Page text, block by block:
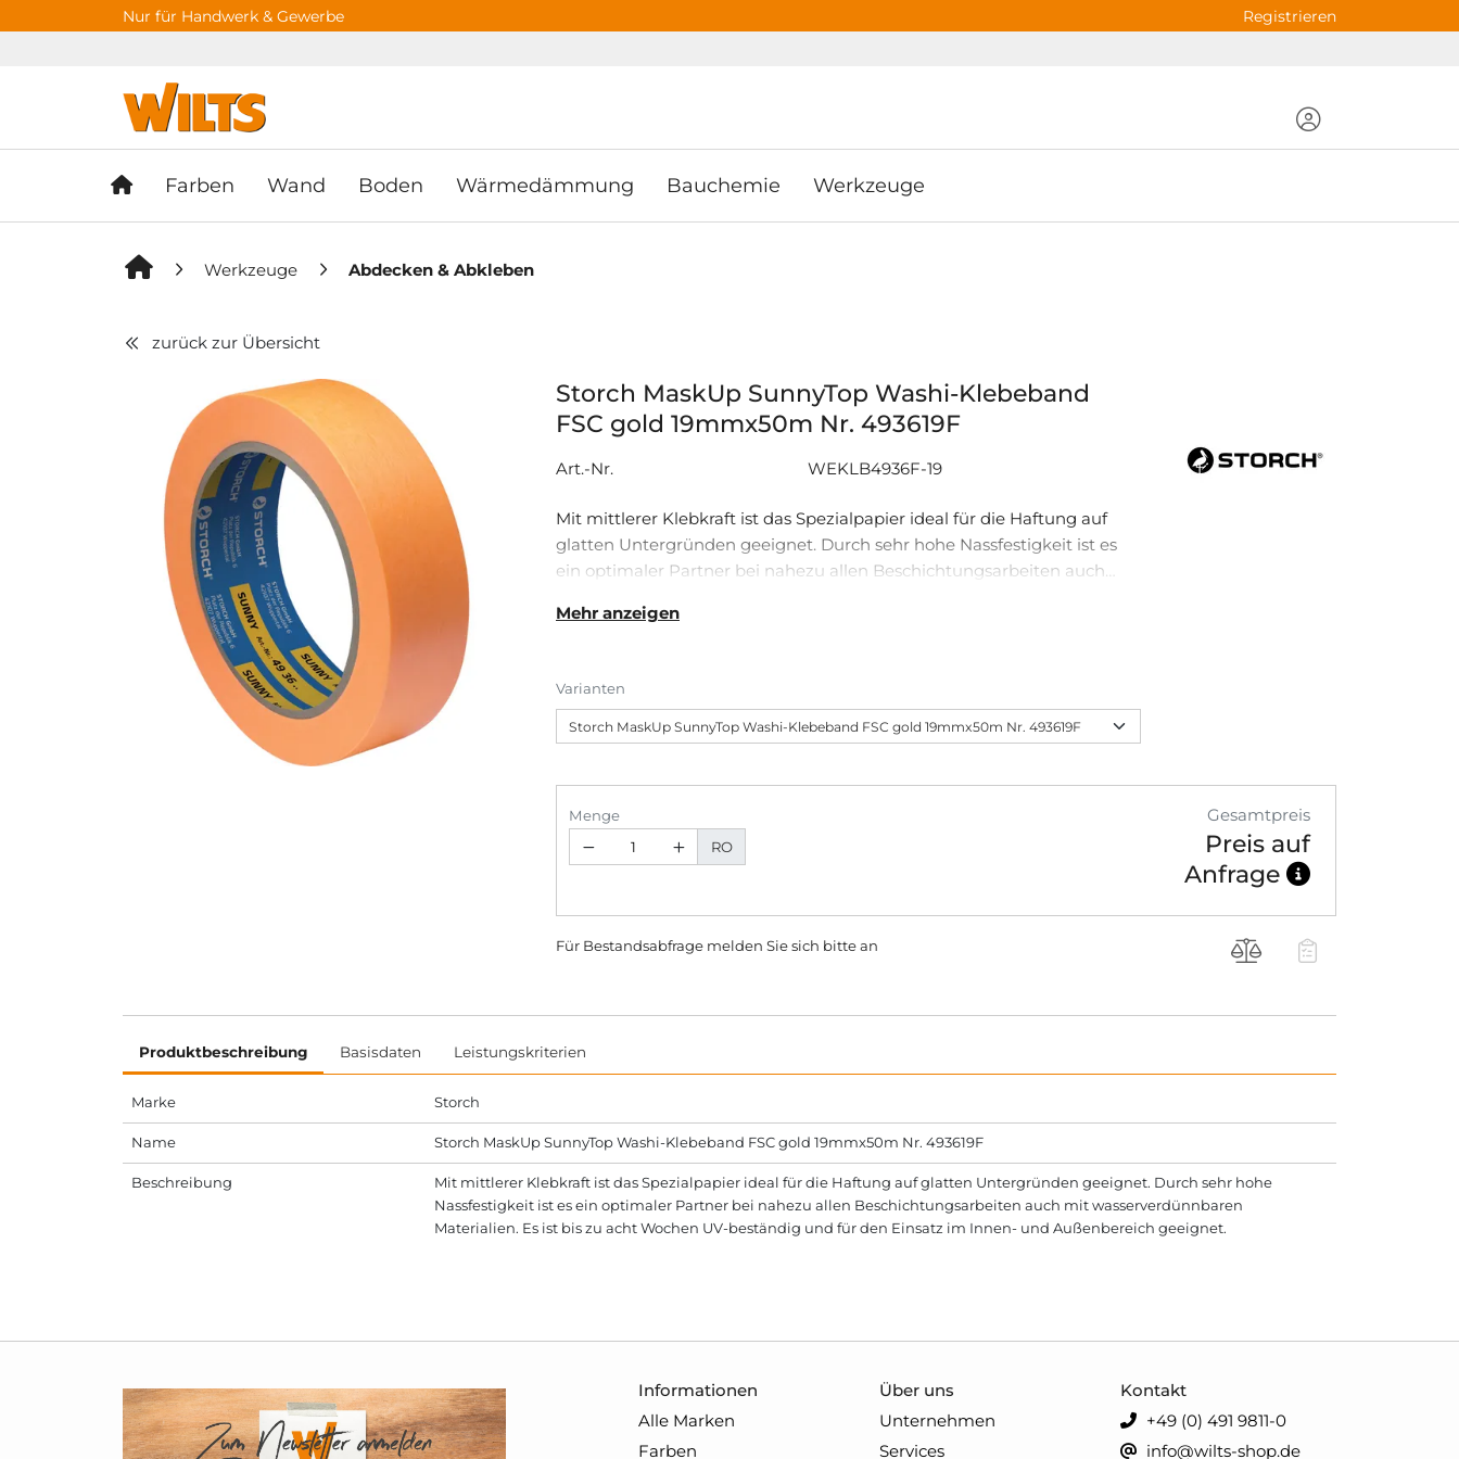
Springe zu Hauptinhalt Springe zum Header
Nur für Handwerk & Gewerbe Registrieren
Farben Wand Boden Wärmedämmung Bauchemie Werkzeuge
Werkzeuge Abdecken & Abkleben
zurück zur Übersicht
Storch MaskUp SunnyTop Washi-Klebeband
FSC gold 19mmx50m Nr. 493619F
Art.-Nr. WEKLB4936F-19
Mit mittlerer Klebkraft ist das Spezialpapier ideal für die Haftung auf
glatten Untergründen geeignet. Durch sehr hohe Nassfestigkeit ist es
ein optimaler Partner bei nahezu allen Beschichtungsarbeiten auch
beständig und für den Einsatz im Innen- und Außenbereich geeignet.
Mehr anzeigen
Varianten
Menge
RO
Gesamtpreis
Preis auf
Anfrage
Für Bestandsabfrage melden Sie sich bittean
Produktbeschreibung Basisdaten Leistungskriterien
Marke Storch
Name Storch MaskUp SunnyTop Washi-Klebeband FSC gold 19mmx50m Nr. 493619F
Beschreibung
Mit mittlerer Klebkraft ist das Spezialpapier ideal für die Haftung auf glatten Untergründen geeignet. Durch sehr hohe
Nassfestigkeit ist es ein optimaler Partner bei nahezu allen Beschichtungsarbeiten auch mit wasserverdünnbaren
Materialien. Es ist bis zu acht Wochen UV-beständig und für den Einsatz im Innen- und Außenbereich geeignet.
Informationen
Alle Marken
Farben
Über uns
Unternehmen
Services
Kontakt
+49 (0) 491 9811-0
info@wilts-shop.de